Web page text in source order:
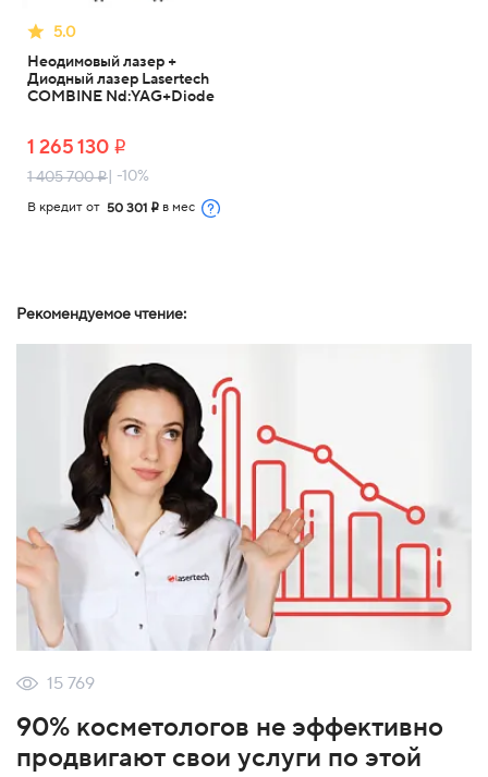
5.0
Неодимовый лазер +
Диодный лазер Lasertech
COMBINE Nd:YAG+Diode
1 265 130 i
1 405 700i| -10%
В кредит от 50 301 i в мес
Рекомендуемое чтение:
15 769
90% косметологов не эффективно
продвигают свои услуги по этой